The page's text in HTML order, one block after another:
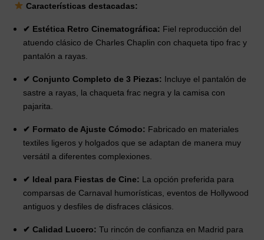
Características destacadas:
✔ Estética Retro Cinematográfica: Fiel reproducción del
atuendo clásico de Charles Chaplin con chaqueta tipo frac y
pantalón a rayas.
✔ Conjunto Completo de 3 Piezas: Incluye el pantalón de
sastre a rayas, la chaqueta frac negra y la camisa con
pajarita.
✔ Formato de Ajuste Cómodo: Fabricado en materiales
textiles ligeros y holgados que se adaptan de manera muy
versátil a diferentes complexiones.
✔ Ideal para Fiestas de Cine: La opción preferida para
comparsas de Carnaval humorísticas, eventos de Hollywood
antiguos y desfiles de disfraces clásicos.
✔ Calidad Lucero: Tu rincón de confianza en Madrid para